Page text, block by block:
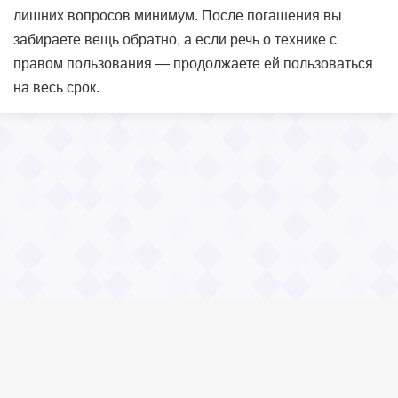
лишних вопросов минимум. После погашения вы
забираете вещь обратно, а если речь о технике с
правом пользования — продолжаете ей пользоваться
на весь срок.